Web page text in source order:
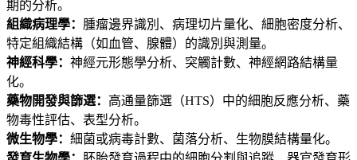
期的分析。
組織病理學： 腫瘤邊界識別、病理切片量化、細胞密度分析、
特定組織結構（如血管、腺體）的識別與測量。
神經科學： 神經元形態學分析、突觸計數、神經網路結構量
化。
藥物開發與篩選： 高通量篩選（HTS）中的細胞反應分析、藥
物毒性評估、表型分析。
微生物學： 細菌或病毒計數、菌落分析、生物膜結構量化。